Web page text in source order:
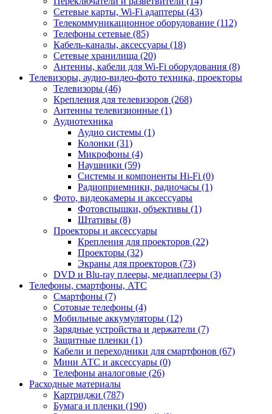
Сетевые карты, Wi-Fi адаптеры (43)
Телекоммуникационное оборудование (112)
Телефоны сетевые (85)
Кабель-каналы, аксессуары (18)
Сетевые хранилища (20)
Антенны, кабели для Wi-Fi оборудования (8)
Телевизоры, аудио-видео-фото техника, проекторы
Телевизоры (46)
Крепления для телевизоров (268)
Антенны телевизионные (1)
Аудиотехника
Аудио системы (1)
Колонки (31)
Микрофоны (4)
Наушники (59)
Системы и компоненты Hi-Fi (0)
Радиоприемники, радиочасы (1)
Фото, видеокамеры и аксессуары
Фотовспышки, объективы (1)
Штативы (8)
Проекторы и аксессуары
Крепления для проекторов (22)
Проекторы (32)
Экраны для проекторов (73)
DVD и Blu-ray плееры, медиаплееры (3)
Телефоны, смартфоны, АТС
Смартфоны (7)
Сотовые телефоны (4)
Мобильные аккумуляторы (12)
Зарядные устройства и держатели (7)
Защитные пленки (1)
Кабели и переходники для смартфонов (67)
Мини АТС и аксессуары (0)
Телефоны аналоговые (26)
Расходные материалы
Картриджи (787)
Бумага и пленки (190)